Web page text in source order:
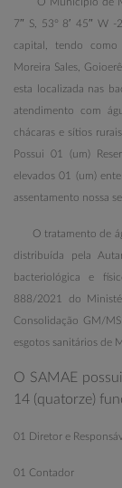
7″ S, 53° 8′ 45″ W
capital, tendo como
Moreira Sales,
esta localizada nas
atendimento com
chácaras e sítios
Possui 01 (um)
elevados 01 (um)
assentamento nossa
O tratamento de
distribuída pela
bacteriológica e
888/2021 do
Consolidação GM/
esgotos sanitários de
O SAMAE
14 (quatorze)
01 Diretor e
01 Contador